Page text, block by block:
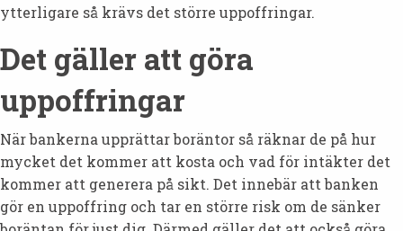
ytterligare så krävs det större uppoffringar.
Det gäller att göra
uppoffringar
När bankerna upprättar boräntor så räknar de på hur
mycket det kommer att kosta och vad för intäkter det
kommer att generera på sikt. Det innebär att banken
gör en uppoffring och tar en större risk om de sänker